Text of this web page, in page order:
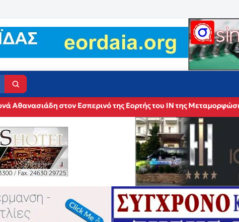
Αθανασιάδη στον Εσπερινό της Εορτής του ΙΝ της